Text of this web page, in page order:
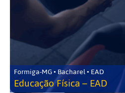
Formiga-MG • Bacharel • EAD
Educação Física – EAD